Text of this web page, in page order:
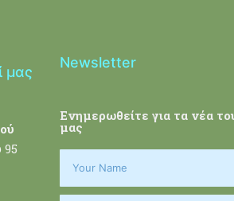
μας
Newsletter
Ενημερωθείτε για τα νέα
μας